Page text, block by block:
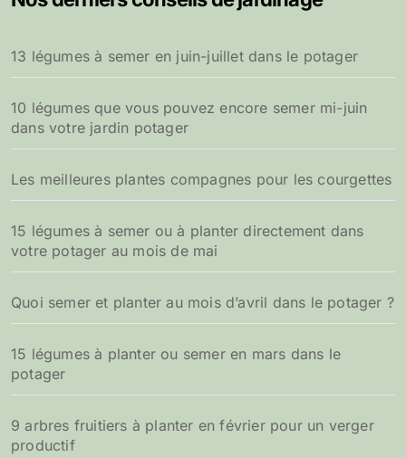
13 légumes à semer en juin-juillet dans le potager
10 légumes que vous pouvez encore semer mi-juin
dans votre jardin potager
Les meilleures plantes compagnes pour les courgettes
15 légumes à semer ou à planter directement dans
votre potager au mois de mai
Quoi semer et planter au mois d’avril dans le potager ?
15 légumes à planter ou semer en mars dans le
potager
9 arbres fruitiers à planter en février pour un verger
productif